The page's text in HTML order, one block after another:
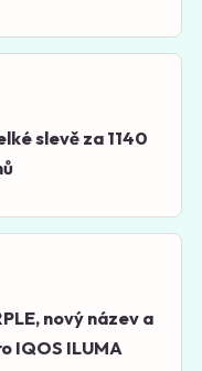
slevě za 1140
nový název a
IQOS ILUMA